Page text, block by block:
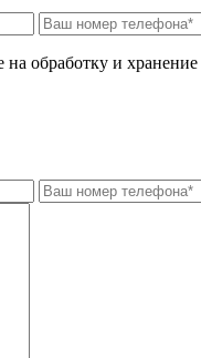
обработку и хранение